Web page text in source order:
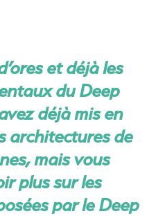
et déjà les
du Deep
déjà mis en
architectures de
mais vous
plus sur les
par le Deep